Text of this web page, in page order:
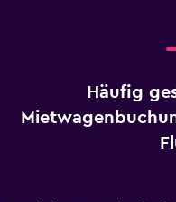
Häufig